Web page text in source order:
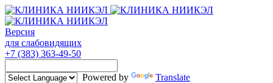
Версия
для слабовидящих
+7 (383) 363-49-50
Powered by
Translate